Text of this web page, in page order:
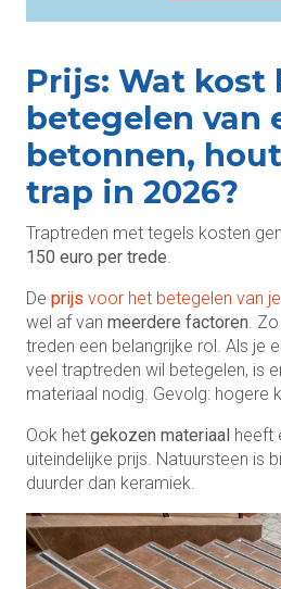
Prijs: Wat kost
betegelen van
betonnen,
trap in 2026?
Traptreden met tegels kosten
150 euro per trede
De prijs voor het betegelen van
wel af van meerdere factoren .
treden een belangrijke rol. Als je
veel traptreden wil betegelen, is
materiaal nodig. Gevolg: hogere
Ook het gekozen materiaal heeft
uiteindelijke prijs. Natuursteen is
duurder dan keramiek.